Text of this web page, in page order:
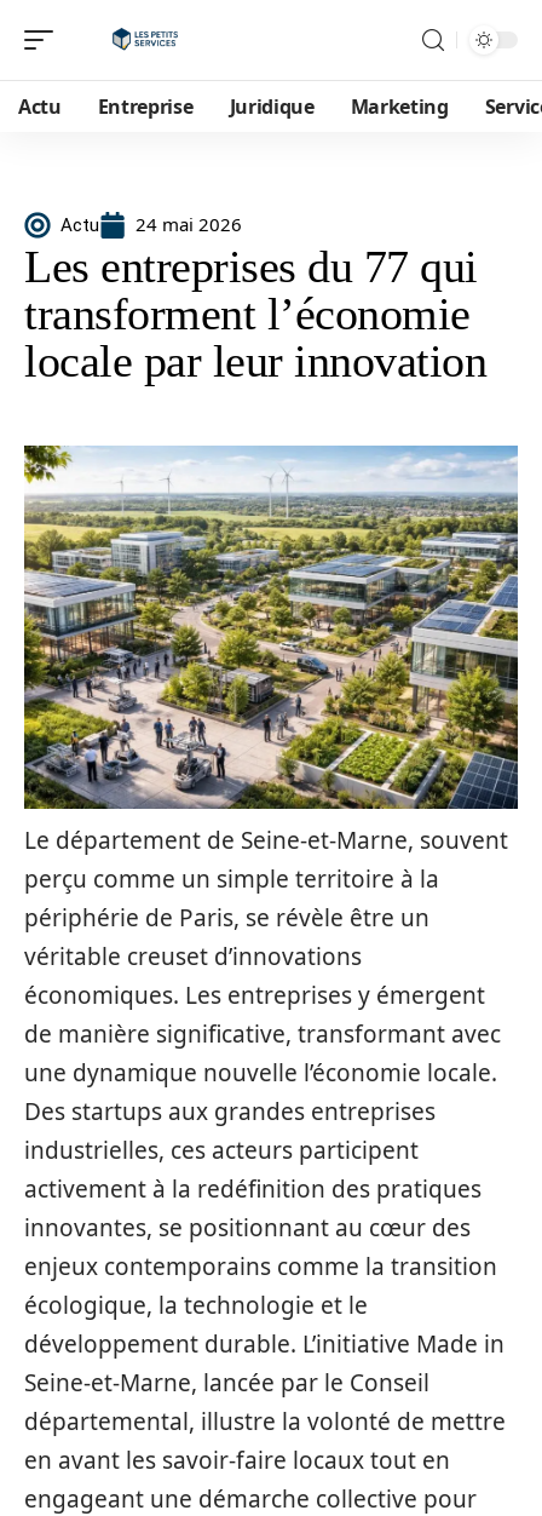
Actu Entreprise Juridique Marketing
Actu 24 mai 2026
Les entreprises du 77 qui
transforment l’économie
locale par leur innovation
Le département de Seine-et-Marne, souvent
perçu comme un simple territoire à la
périphérie de Paris, se révèle être un
véritable creuset d’innovations
économiques. Les entreprises y émergent
de manière significative, transformant avec
une dynamique nouvelle l’économie locale.
Des startups aux grandes entreprises
industrielles, ces acteurs participent
activement à la redéfinition des pratiques
innovantes, se positionnant au cœur des
enjeux contemporains comme la transition
écologique, la technologie et le
développement durable. L’initiative Made in
Seine-et-Marne, lancée par le Conseil
départemental, illustre la volonté de mettre
en avant les savoir-faire locaux tout en
engageant une démarche collective pour